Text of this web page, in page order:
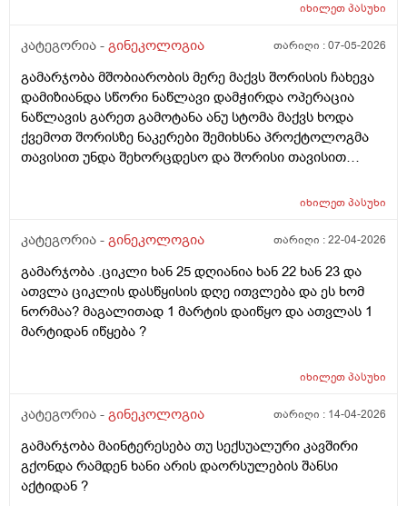
იხილეთპასუხი
კატეგორია - გინეკოლოგია თარიღი :07-05-2026
გამარჯობა მშობიარობის მერე მაქვს შორისის ჩახევა
დამიზიანდა სწორი ნაწლავი დამჭირდა ოპერაცია
ნაწლავის გარეთ გამოტანა ანუ სტომა მაქვს ხოდა
ქვემოთ შორისზე ნაკერები შემიხსნა პროქტოლოგმა
თავისით უნდა შეხორცდესო და შორისი თავისით
იხილეთპასუხი
კატეგორია - გინეკოლოგია თარიღი :22-04-2026
გამარჯობა .ციკლი ხან 25 დღიანია ხან 22 ხან 23 და
ათვლა ციკლის დასწყისის დღე ითვლება და ეს ხომ
ნორმაა? მაგალითად 1 მარტის დაიწყო და ათვლას 1
მარტიდან იწყება ?
იხილეთპასუხი
კატეგორია - გინეკოლოგია თარიღი : 14-04-2026
გამარჯობა მაინტერესება თუ სექსუალური კავშირი
გქონდა რამდენ ხანი არის დაორსულების შანსი
აქტიდან ?